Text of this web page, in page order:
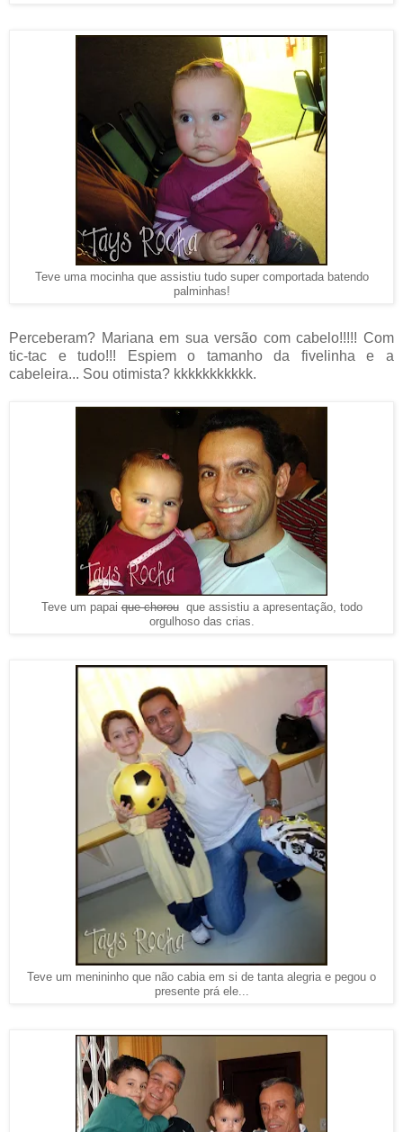
Teve uma mocinha que assistiu tudo super comportada batendo
palminhas!
Perceberam? Mariana em sua versão com cabelo!!!!! Com
tic-tac e tudo!!! Espiem o tamanho da fivelinha e a
cabeleira... Sou otimista? kkkkkkkkkkk.
Teve um papaique chorouque assistiu a apresentação, todo
orgulhoso das crias.
Teve um menininho que não cabia em si de tanta alegria e pegou o
presente prá ele...